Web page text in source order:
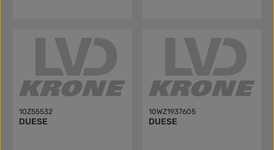
10Z55532
DUESE
10WZ1937605
DUESE